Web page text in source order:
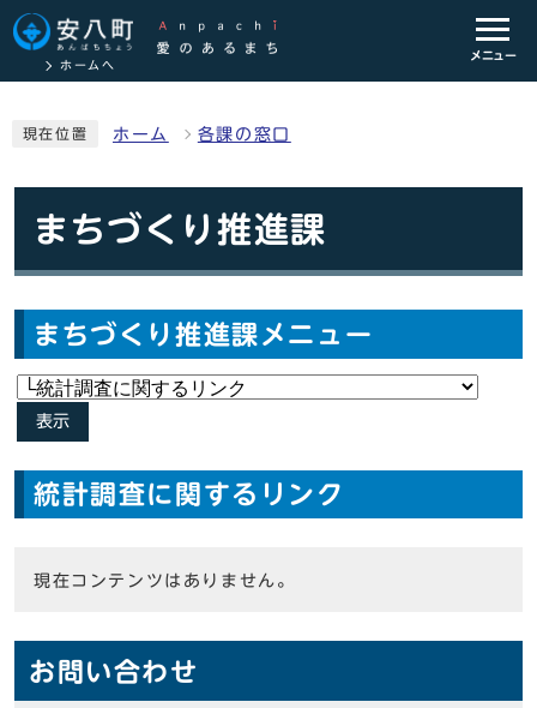
ホームへ
メニュー
現在位置 ホーム 各課の窓口
まちづくり推進課
まちづくり推進課メニュー
表示
統計調査に関するリンク
現在コンテンツはありません。
お問い合わせ